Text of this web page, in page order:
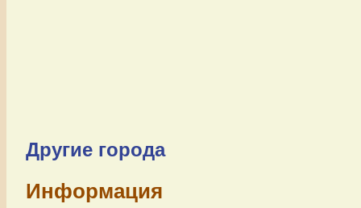
Другие города
Информация